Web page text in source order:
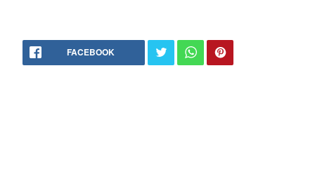
FACEBOOK